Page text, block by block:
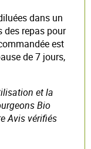
dans un
des repas pour
est
de 7 jours,
et la
Bio
Avis vérifiés